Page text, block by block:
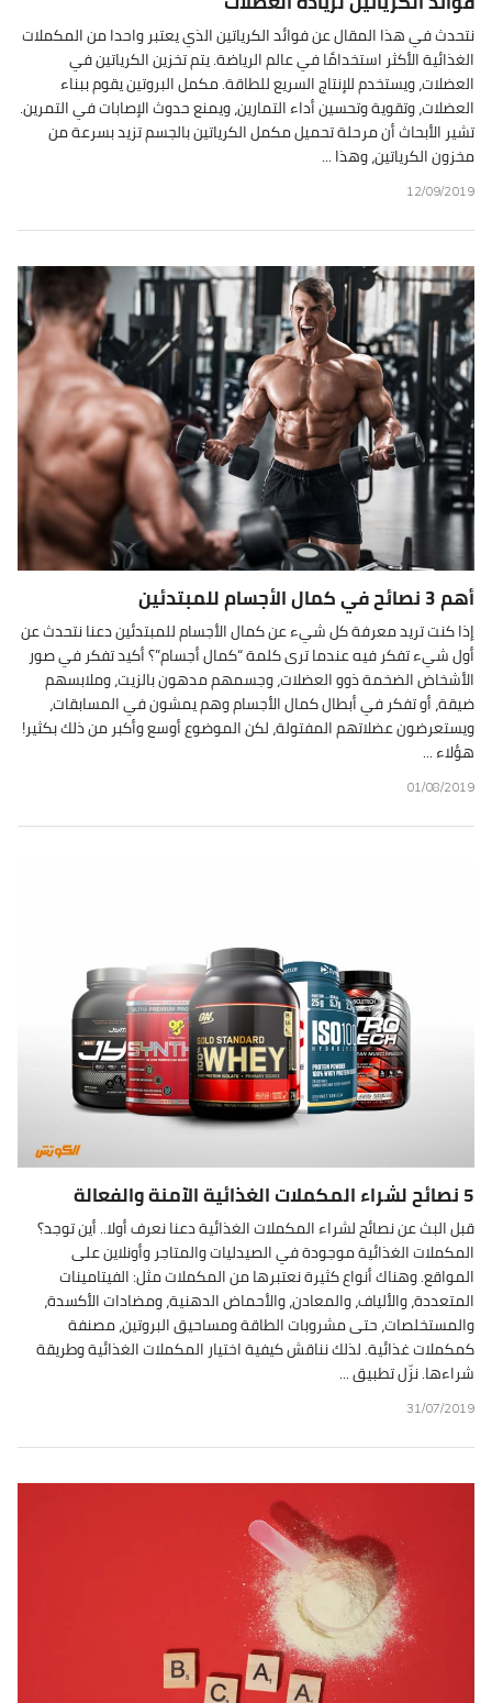
نتحدث في هذا المقال عن فوائد الكرياتين الذي يعتبر واحدا من المكملات
الغذائية الأكثر استخدامًا في عالم الرياضة. يتم تخزين الكرياتين في
العضلات، ويستخدم للإنتاج السريع للطاقة. مكمل البروتين يقوم ببناء
العضلات، وتقوية وتحسين أداء التمارين، ويمنع حدوث الإصابات في التمرين.
تشير الأبحاث أن مرحلة تحميل مكمل الكرياتين بالجسم تزيد بسرعة من
مخزون الكرياتين، وهذا ...
12/09/2019
أهم 3 نصائح في كمال الأجسام للمبتدئين
إذا كنت تريد معرفة كل شيء عن كمال الأجسام للمبتدئين دعنا نتحدث عن
أول شيء تفكر فيه عندما ترى كلمة “كمال أجسام”؟ أكيد تفكر في صور
الأشخاض الضخمة ذوو العضلات، وجسمهم مدهون بالزيت، وملابسهم
ضيقة، أو تفكر في أبطال كمال الأجسام وهم يمشون في المسابقات،
ويستعرضون عضلاتهم المفتولة، لكن الموضوع أوسع وأكبر من ذلك بكثير!
هؤلاء ...
01/08/2019
5 نصائح لشراء المكملات الغذائية الآمنة والفعالة
قبل البث عن نصائح لشراء المكملات الغذائية دعنا نعرف أولا.. أين توجد؟
المكملات الغذائية موجودة في الصيدليات والمتاجر وأونلاين على
المواقع. وهناك أنواع كثيرة نعتبرها من المكملات مثل: الفيتامينات
المتعددة، والألياف، والمعادن، والأحماض الدهنية، ومضادات الأكسدة،
والمستخلصات، حتى مشروبات الطاقة ومساحيق البروتين، مصنفة
كمكملات غذائية. لذلك نناقش كيفية اختيار المكملات الغذائية وطريقة
شراءها. نزّل تطبيق ...
31/07/2019